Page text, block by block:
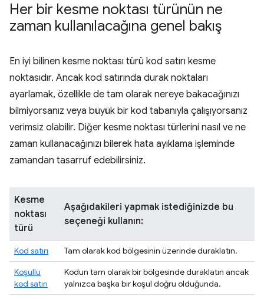
Her bir kesme noktası türünün ne
zaman kullanılacağına genel bakış
En iyi bilinen kesme noktası türü kod satırı kesme
noktasıdır. Ancak kod satırında durak noktaları
ayarlamak, özellikle de tam olarak nereye bakacağınızı
bilmiyorsanız veya büyük bir kod tabanıyla çalışıyorsanız
verimsiz olabilir. Diğer kesme noktası türlerini nasıl ve ne
zaman kullanacağınızı bilerek hata ayıklama işleminde
zamandan tasarruf edebilirsiniz.
Kesme
noktası
türü
Aşağıdakileri yapmak istediğinizde bu
seçeneği kullanın:
Kod satırı
Tam olarak kod bölgesinin üzerinde duraklatın.
Koşullu
kod satırı
Kodun tam olarak bir bölgesinde duraklatın ancak
yalnızca başka bir koşul doğru olduğunda.